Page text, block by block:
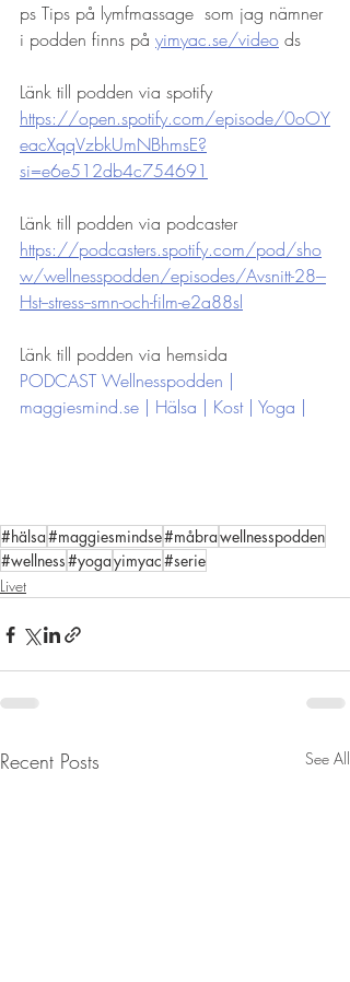
ps Tips på lymfmassage  som jag nämner
i podden finns på yimyac.se/video ds
Länk till podden via spotify
https://open.spotify.com/episode/0oOY
eacXqqVzbkUmNBhmsE?
si=e6e512db4c754691
Länk till podden via podcaster
https://podcasters.spotify.com/pod/sho
w/wellnesspodden/episodes/Avsnitt-28---
Hst--stress--smn-och-film-e2a88sl
Länk till podden via hemsida
PODCAST Wellnesspodden |
maggiesmind.se | Hälsa | Kost | Yoga |
#hälsa#maggiesmindse#måbrawellnesspodden
#wellness#yogayimyac#serie
Livet
Recent Posts See All